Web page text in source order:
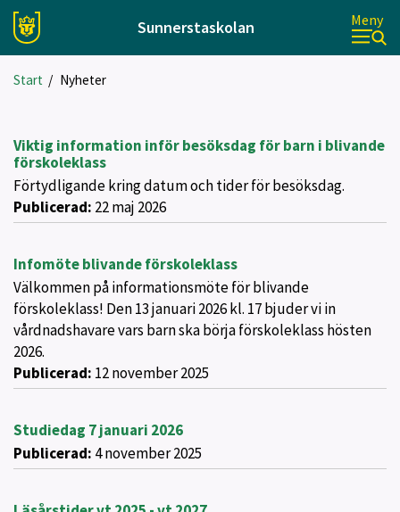
Sunnerstaskolan Meny
Start / Nyheter
Viktig information inför besöksdag för barn i blivande
förskoleklass
Förtydligande kring datum och tider för besöksdag.
Publicerad: 22 maj 2026
Infomöte blivande förskoleklass
Välkommen på informationsmöte för blivande
förskoleklass! Den 13 januari 2026 kl. 17 bjuder vi in
vårdnadshavare vars barn ska börja förskoleklass hösten
2026.
Publicerad: 12 november 2025
Studiedag 7 januari 2026
Publicerad: 4 november 2025